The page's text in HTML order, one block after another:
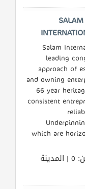
شركة السلام الدولية للاستثمار SALAM
Salam
leading
approach of
and owning
66 year
consistent
which are